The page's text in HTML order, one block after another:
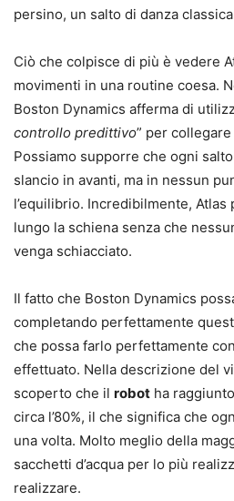
persino, un salto di danza
Ciò che colpisce di più è vedere
movimenti in una routine coesa.
Boston Dynamics afferma di
controllo predittivo” per
Possiamo supporre che ogni
slancio in avanti, ma in nessun
l’equilibrio. Incredibilmente,
lungo la schiena senza che
venga schiacciato.
Il fatto che Boston Dynamics
completando perfettamente
che possa farlo perfettamente
effettuato. Nella descrizione del
scoperto che il robot ha
circa l’80%, il che significa che
una volta. Molto meglio della
sacchetti d’acqua per lo più
realizzare.